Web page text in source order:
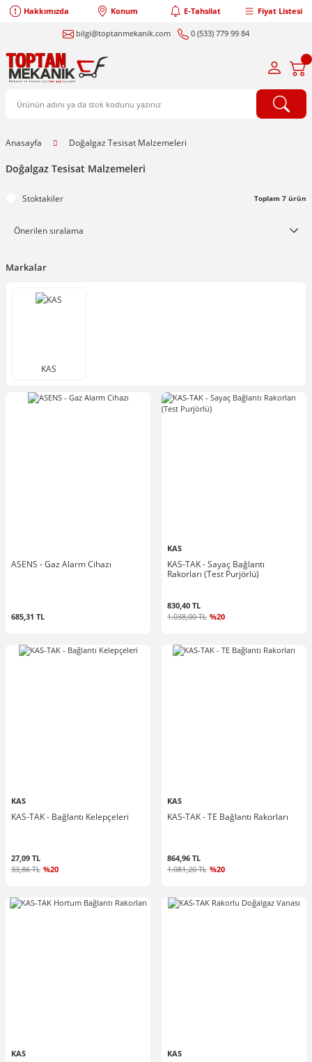
Hakkımızda Konum E-Tahsilat Fiyat Listesi
bilgi@toptanmekanik.com 0 (533) 779 99 84
Anasayfa Doğalgaz Tesisat Malzemeleri
Doğalgaz Tesisat Malzemeleri
Stoktakiler Toplam 7 ürün
Markalar
KAS
ASENS - Gaz Alarm Cihazı
685,31 TL
KAS
KAS-TAK - Sayaç Bağlantı
Rakorları (Test Purjörlü)
830,40 TL
1.038,00 TL %20
KAS
KAS-TAK - Bağlantı Kelepçeleri
27,09 TL
33,86 TL %20
KAS
KAS-TAK - TE Bağlantı Rakorları
864,96 TL
1.081,20 TL %20
KAS KAS